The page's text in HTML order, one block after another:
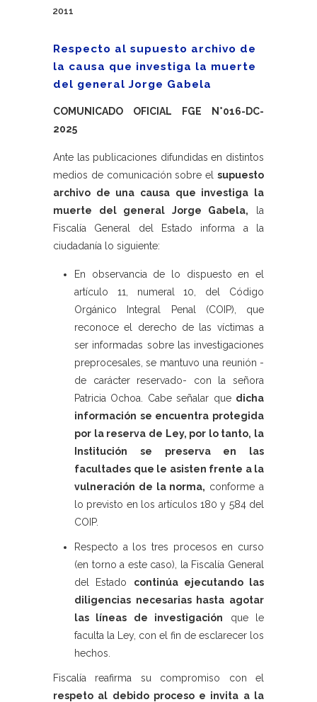
2011
Respecto al supuesto archivo de
la causa que investiga la muerte
del general Jorge Gabela
COMUNICADO OFICIAL FGE N°016-DC-
2025
Ante las publicaciones difundidas en distintos
medios de comunicación sobre el supuesto
archivo de una causa que investiga la
muerte del general Jorge Gabela, la
Fiscalía General del Estado informa a la
ciudadanía lo siguiente:
En observancia de lo dispuesto en el
artículo 11, numeral 10, del Código
Orgánico Integral Penal (COIP), que
reconoce el derecho de las víctimas a
ser informadas sobre las investigaciones
preprocesales, se mantuvo una reunión -
de carácter reservado- con la señora
Patricia Ochoa. Cabe señalar que dicha
información se encuentra protegida
por la reserva de Ley, por lo tanto, la
Institución se preserva en las
facultades que le asisten frente a la
vulneración de la norma, conforme a
lo previsto en los artículos 180 y 584 del
COIP.
Respecto a los tres procesos en curso
(en torno a este caso), la Fiscalía General
del Estado continúa ejecutando las
diligencias necesarias hasta agotar
las líneas de investigación que le
faculta la Ley, con el fin de esclarecer los
hechos.
Fiscalía reafirma su compromiso con el
respeto al debido proceso e invita a la